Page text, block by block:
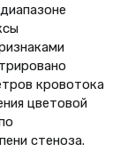
кровотока
цветовой
стеноза.